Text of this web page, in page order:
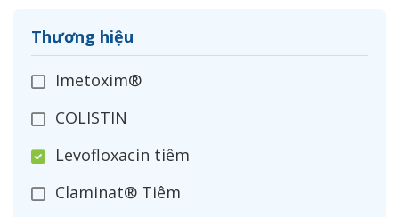
Thương hiệu
Imetoxim®
COLISTIN
Levofloxacin tiêm
Claminat® Tiêm